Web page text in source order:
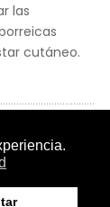
las
cutáneo.